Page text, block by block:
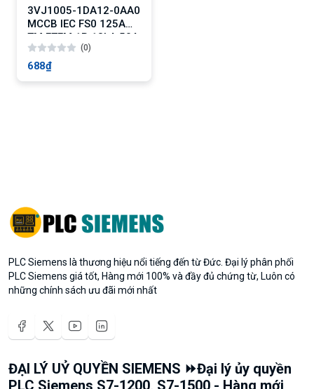
3VJ1005-1DA12-0AA0
MCCB IEC FS0 125A
TM FTFM 1P 18kA 50A
(0)
688₫
PLC Siemens là thương hiệu nổi tiếng đến từ Đức. Đại lý phân phối
PLC Siemens giá tốt, Hàng mới 100% và đầy đủ chứng từ, Luôn có
những chính sách ưu đãi mới nhất
ĐẠI LÝ UỶ QUYỀN SIEMENS ⏩Đại lý ủy quyền
PLC Siemens S7-1200, S7-1500 - Hàng mới